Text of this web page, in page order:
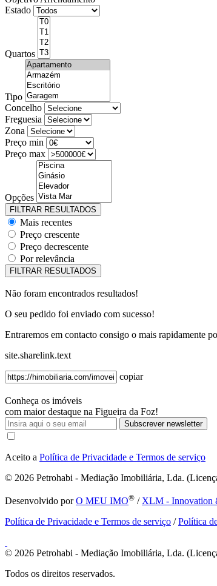
Estado
Quartos
Tipo
Concelho
Freguesia
Zona
Preço min
Preço max
Opções
Mais recentes
Preço crescente
Preço decrescente
Por relevância
Não foram encontrados resultados!
O seu pedido foi enviado com sucesso!
Entraremos em contacto consigo o mais rapidamente
site.sharelink.text
copiar
Conheça os imóveis
com maior destaque na Figueira da Foz!
Subscrever newsletter
Aceito a Política de Privacidade e Termos de serviço
© 2026 Petrohabi - Mediação Imobiliária, Lda.
Desenvolvido porO MEU IMO® / XLM - Innovation
Política de Privacidade e Termos de serviço /Política
© 2026 Petrohabi - Mediação Imobiliária, Lda.
Todos os direitos reservados.